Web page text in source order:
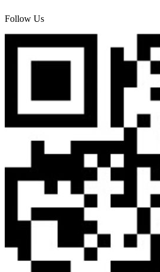
Follow Us